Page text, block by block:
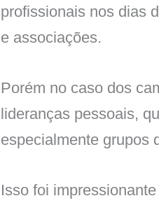
profissionais nos dias
e associações.
Porém no caso dos
lideranças pessoais,
especialmente grupos
Isso foi